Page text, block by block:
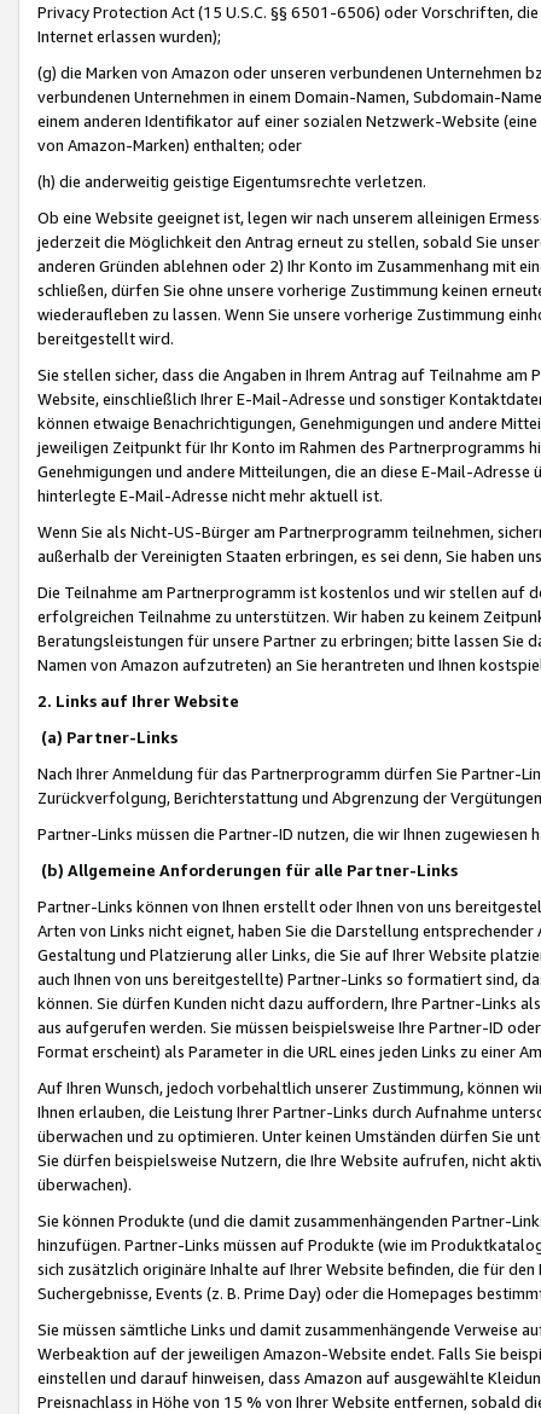
Privacy Protection Act (15 U.S.C. §§ 6501-6506) oder Vorschriften,
Internet erlassen wurden);
(g) die Marken von Amazon oder unseren verbundenen Unternehmen
verbundenen Unternehmen in einem Domain-Namen, Subdomain-
einem anderen Identifikator auf einer sozialen Netzwerk-Website
von Amazon-Marken) enthalten; oder
(h) die anderweitig geistige Eigentumsrechte verletzen.
Ob eine Website geeignet ist, legen wir nach unserem alleinigen
jederzeit die Möglichkeit den Antrag erneut zu stellen, sobald Sie
anderen Gründen ablehnen oder 2) Ihr Konto im Zusammenhang mit
schließen, dürfen Sie ohne unsere vorherige Zustimmung keinen
wiederaufleben zu lassen. Wenn Sie unsere vorherige Zustimmung
bereitgestellt wird.
Sie stellen sicher, dass die Angaben in Ihrem Antrag auf Teilnahme
Website, einschließlich Ihrer E-Mail-Adresse und sonstiger
können etwaige Benachrichtigungen, Genehmigungen und andere
jeweiligen Zeitpunkt für Ihr Konto im Rahmen des Partnerprogramms
Genehmigungen und andere Mitteilungen, die an diese E-Mail-
hinterlegte E-Mail-Adresse nicht mehr aktuell ist.
Wenn Sie als Nicht-US-Bürger am Partnerprogramm teilnehmen,
außerhalb der Vereinigten Staaten erbringen, es sei denn, Sie haben
Die Teilnahme am Partnerprogramm ist kostenlos und wir stellen auf
erfolgreichen Teilnahme zu unterstützen. Wir haben zu keinem
Beratungsleistungen für unsere Partner zu erbringen; bitte lassen Sie
Namen von Amazon aufzutreten) an Sie herantreten und Ihnen
2. Links auf Ihrer Website
(a) Partner-Links
Nach Ihrer Anmeldung für das Partnerprogramm dürfen Sie Partner-
Zurückverfolgung, Berichterstattung und Abgrenzung der
Partner-Links müssen die Partner-ID nutzen, die wir Ihnen zugewiesen
(b) Allgemeine Anforderungen für alle Partner-Links
Partner-Links können von Ihnen erstellt oder Ihnen von uns
Arten von Links nicht eignet, haben Sie die Darstellung
Gestaltung und Platzierung aller Links, die Sie auf Ihrer Website
auch Ihnen von uns bereitgestellte) Partner-Links so formatiert sind,
können. Sie dürfen Kunden nicht dazu auffordern, Ihre Partner-Links
aus aufgerufen werden. Sie müssen beispielsweise Ihre Partner-ID
Format erscheint) als Parameter in die URL eines jeden Links zu einer
Auf Ihren Wunsch, jedoch vorbehaltlich unserer Zustimmung, können
Ihnen erlauben, die Leistung Ihrer Partner-Links durch Aufnahme
überwachen und zu optimieren. Unter keinen Umständen dürfen Sie
Sie dürfen beispielsweise Nutzern, die Ihre Website aufrufen, nicht
überwachen).
Sie können Produkte (und die damit zusammenhängenden Partner-
hinzufügen. Partner-Links müssen auf Produkte (wie im
sich zusätzlich originäre Inhalte auf Ihrer Website befinden, die für
Suchergebnisse, Events (z. B. Prime Day) oder die Homepages
Sie müssen sämtliche Links und damit zusammenhängende
Werbeaktion auf der jeweiligen Amazon-Website endet. Falls Sie
einstellen und darauf hinweisen, dass Amazon auf ausgewählte
Preisnachlass in Höhe von 15 % von Ihrer Website entfernen, sobald